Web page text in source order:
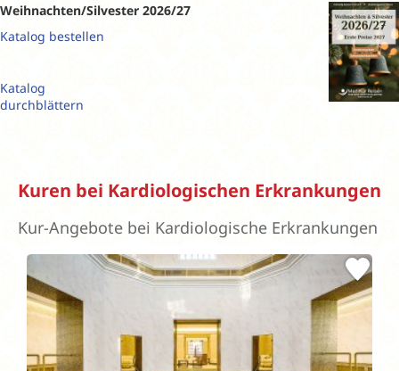
Weihnachten/Silvester 2026/27
Katalog bestellen
Katalog
durchblättern
Kuren bei Kardiologischen Erkrankungen
Kur-Angebote bei Kardiologische Erkrankungen